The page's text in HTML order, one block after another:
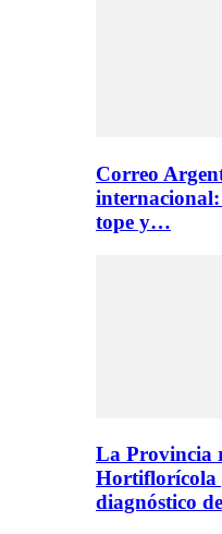
Correo
tope y…
La Provincia
Hortiflorícola
diagnóstico